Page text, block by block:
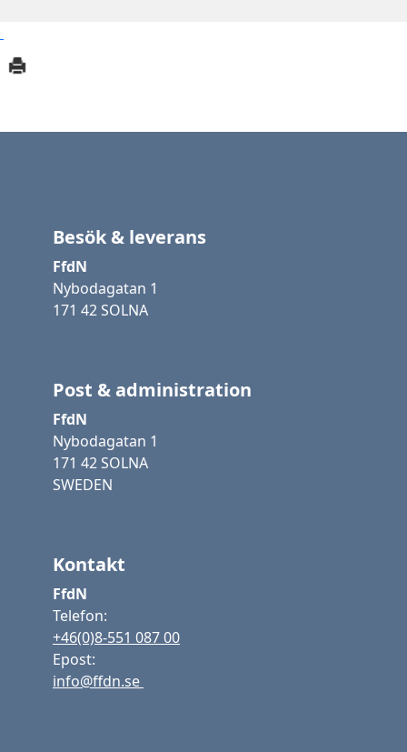
Besök & leverans
FfdN
Nybodagatan 1
171 42 SOLNA
Post & administration
FfdN
Nybodagatan 1
171 42 SOLNA
SWEDEN
Kontakt
FfdN
Telefon:
+46(0)8-551 087 00
Epost:
info@ffdn.se